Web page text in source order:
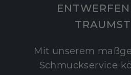
Mit unserem
Schmuckservice